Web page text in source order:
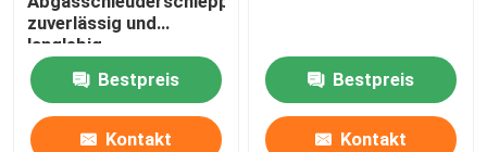
zuverlässig und
langlebig
Bestpreis
Kontakt
Bestpreis
Kontakt